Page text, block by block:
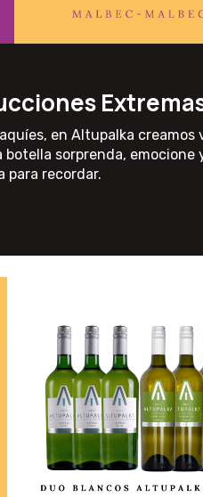
en Altupalka creamos
sorprenda, emocione
para recordar.